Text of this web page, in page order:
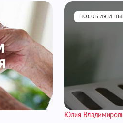
ПОСОБИЯ И
Юлия